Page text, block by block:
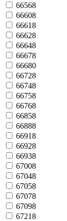
66568
66608
66618
66628
66648
66678
66680
66728
66748
66758
66768
66858
66888
66918
66928
66938
67008
67048
67058
67078
67098
67218